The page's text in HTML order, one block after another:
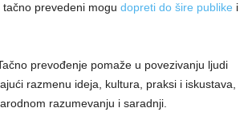
prevedeni mogu dopreti do šire publike i
prevođenje pomaže u povezivanju ljudi
razmenu ideja, kultura, praksi i iskustava,
razumevanju i saradnji.